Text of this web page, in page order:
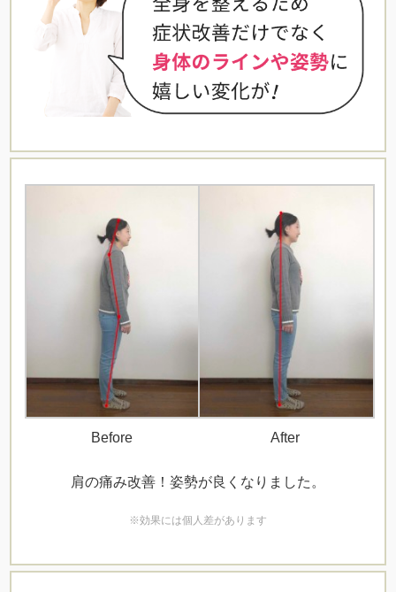
Before After
肩の痛み改善！姿勢が良くなりました。
※効果には個人差があります